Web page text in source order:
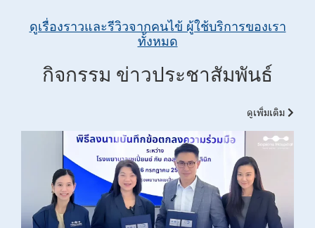
ดูเรื่องราวและรีวิวจากคนไข้ ผู้ใช้บริการของเรา
ทั้งหมด
กิจกรรม ข่าวประชาสัมพันธ์
ดูเพิ่มเติม